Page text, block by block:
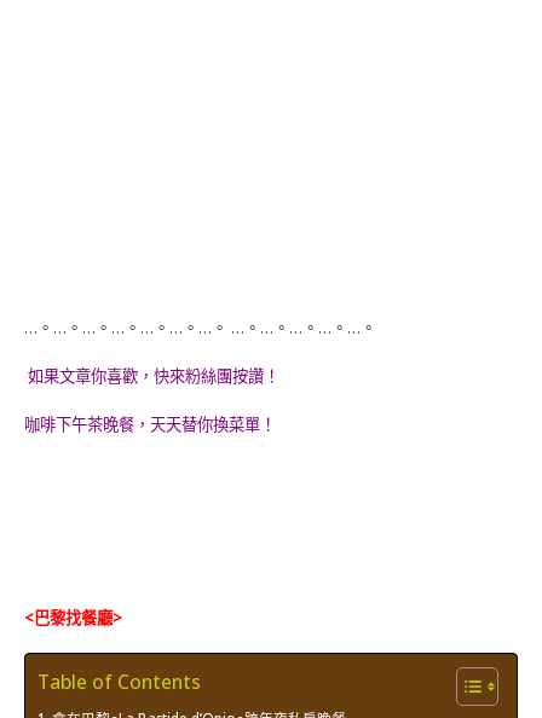
…。…。…。…。…。…。…。 …。…。…。…。…。
如果文章你喜歡，快來粉絲團按讚！
咖啡下午茶晚餐，天天替你換菜單！
<巴黎找餐廳>
Table of Contents